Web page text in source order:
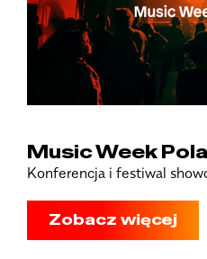
Music Week
Konferencja i festiwal
Zobacz więcej